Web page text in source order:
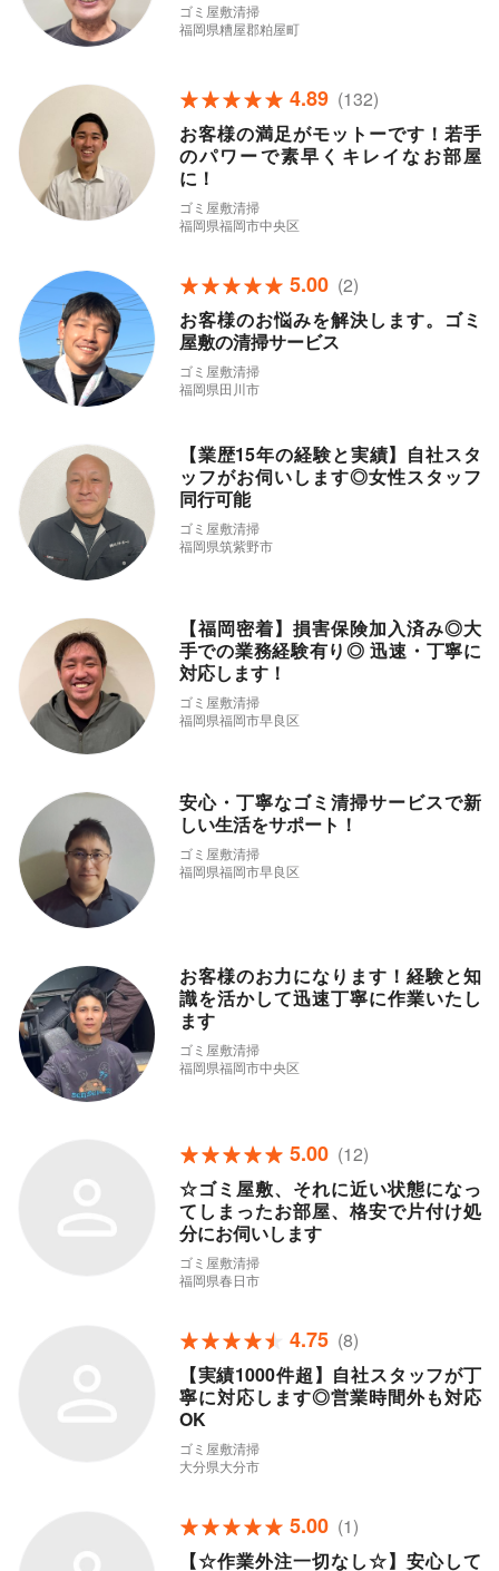
ゴミ屋敷清掃
福岡県糟屋郡粕屋町
4.89 (132)
お客様の満足がモットーです！若手
のパワーで素早くキレイなお部屋
に！
ゴミ屋敷清掃
福岡県福岡市中央区
5.00 (2)
お客様のお悩みを解決します。ゴミ
屋敷の清掃サービス
ゴミ屋敷清掃
福岡県田川市
【業歴15年の経験と実績】自社スタ
ッフがお伺いします◎女性スタッフ
同行可能
ゴミ屋敷清掃
福岡県筑紫野市
【福岡密着】損害保険加入済み◎大
手での業務経験有り◎ 迅速・丁寧に
対応します！
ゴミ屋敷清掃
福岡県福岡市早良区
安心・丁寧なゴミ清掃サービスで新
しい生活をサポート！
ゴミ屋敷清掃
福岡県福岡市早良区
お客様のお力になります！経験と知
識を活かして迅速丁寧に作業いたし
ます
ゴミ屋敷清掃
福岡県福岡市中央区
5.00 (12)
☆ゴミ屋敷、それに近い状態になっ
てしまったお部屋、格安で片付け処
分にお伺いします
ゴミ屋敷清掃
福岡県春日市
4.75 (8)
【実績1000件超】自社スタッフが丁
寧に対応します◎営業時間外も対応
OK
ゴミ屋敷清掃
大分県大分市
5.00 (1)
【☆作業外注一切なし☆】安心して